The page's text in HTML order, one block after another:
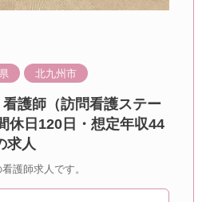
北九州市
護師（訪問看護ステー
休日120日・想定年収44
求人
護師求人です。